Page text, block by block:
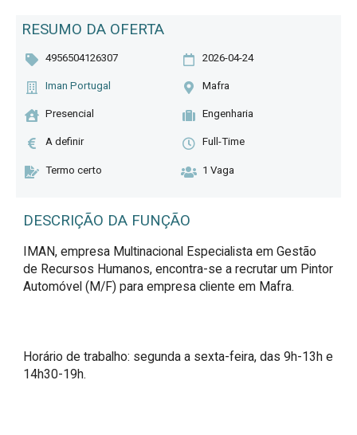
RESUMO DA OFERTA
4956504126307 2026-04-24
Iman Portugal Mafra
Presencial Engenharia
A definir Full-Time
Termo certo 1 Vaga
DESCRIÇÃO DA FUNÇÃO
IMAN, empresa Multinacional Especialista em Gestão
de Recursos Humanos, encontra-se a recrutar um Pintor
Automóvel (M/F) para empresa cliente em Mafra.
Horário de trabalho: segunda a sexta-feira, das 9h-13h e
14h30-19h.